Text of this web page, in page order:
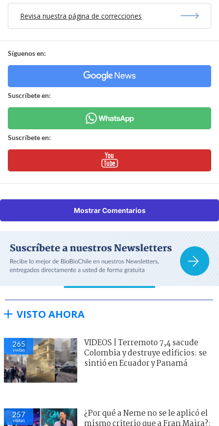
Revisa nuestra página de correcciones
Síguenos en:
Suscríbete en:
Suscríbete en:
Mostrar Comentarios
VISTO AHORA
265
visitas
VIDEOS | Terremoto 7,4 sacude
Colombia y destruye edificios: se
sintió en Ecuador y Panamá
257
visitas
¿Por qué a Neme no se le aplicó el